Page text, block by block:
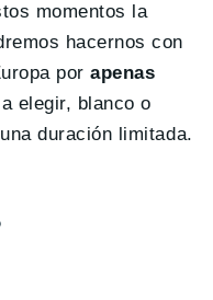
momentos la
hacernos con
porapenas
elegir, blanco o
duración limitada.